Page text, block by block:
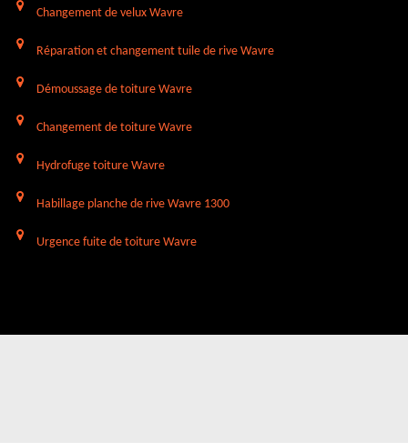
Changement de velux Wavre
Réparation et changement tuile de rive Wavre
Démoussage de toiture Wavre
Changement de toiture Wavre
Hydrofuge toiture Wavre
Habillage planche de rive Wavre 1300
Urgence fuite de toiture Wavre